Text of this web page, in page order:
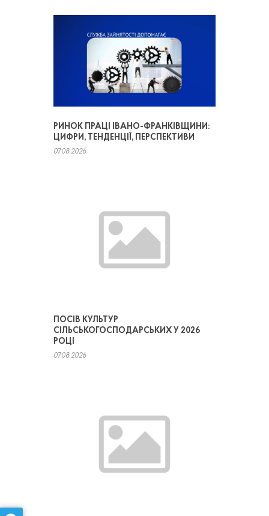
РИНОК ПРАЦІ ІВАНО-ФРАНКІВЩИНИ:
ЦИФРИ, ТЕНДЕНЦІЇ, ПЕРСПЕКТИВИ
07.08.2026
ПОСІВ КУЛЬТУР
СІЛЬСЬКОГОСПОДАРСЬКИХ У 2026
РОЦІ
07.08.2026